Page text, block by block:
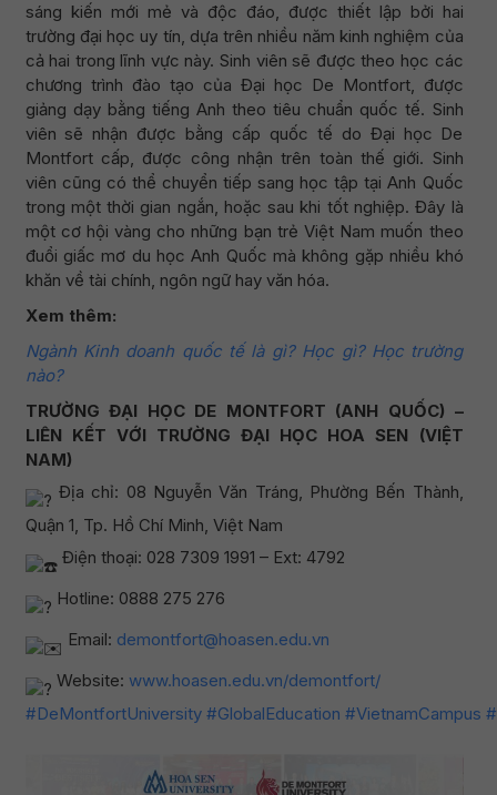
sáng kiến mới mẻ và độc đáo, được thiết lập bởi hai
trường đại học uy tín, dựa trên nhiều năm kinh nghiệm của
cả hai trong lĩnh vực này. Sinh viên sẽ được theo học các
chương trình đào tạo của Đại học De Montfort, được
giảng dạy bằng tiếng Anh theo tiêu chuẩn quốc tế. Sinh
viên sẽ nhận được bằng cấp quốc tế do Đại học De
Montfort cấp, được công nhận trên toàn thế giới. Sinh
viên cũng có thể chuyển tiếp sang học tập tại Anh Quốc
trong một thời gian ngắn, hoặc sau khi tốt nghiệp. Đây là
một cơ hội vàng cho những bạn trẻ Việt Nam muốn theo
đuổi giấc mơ du học Anh Quốc mà không gặp nhiều khó
khăn về tài chính, ngôn ngữ hay văn hóa.
Xem thêm:
Ngành Kinh doanh quốc tế là gì? Học gì? Học trường
nào?
TRƯỜNG ĐẠI HỌC DE MONTFORT (ANH QUỐC) –
LIÊN KẾT VỚI TRƯỜNG ĐẠI HỌC HOA SEN (VIỆT
NAM)
Địa chỉ: 08 Nguyễn Văn Tráng, Phường Bến Thành,
Quận 1, Tp. Hồ Chí Minh, Việt Nam
Điện thoại: 028 7309 1991 – Ext: 4792
Hotline: 0888 275 276
Email: demontfort@hoasen.edu.vn
Website: www.hoasen.edu.vn/demontfort/
#DeMontfortUniversity #GlobalEducation #VietnamCampus